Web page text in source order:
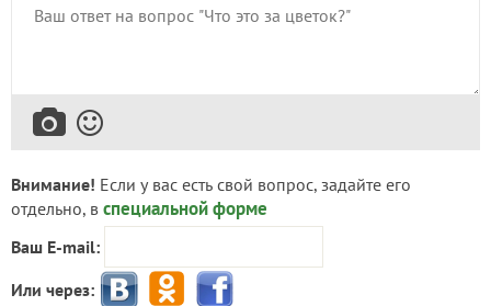
Внимание! Если у вас есть свой вопрос, задайте его
отдельно, в специальной форме
Ваш E-mail:
Или через: